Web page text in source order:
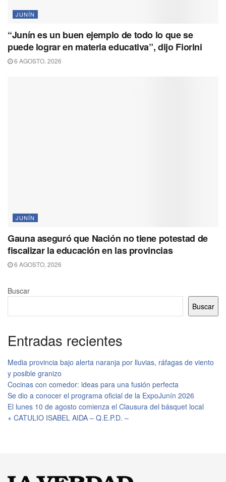
JUNÍN
“Junín es un buen ejemplo de todo lo que se
puede lograr en materia educativa”, dijo Fiorini
6 AGOSTO, 2026
JUNÍN
Gauna aseguró que Nación no tiene potestad de
fiscalizar la educación en las provincias
6 AGOSTO, 2026
Buscar
Buscar
Entradas recientes
Media provincia bajo alerta naranja por lluvias, ráfagas de viento
y posible granizo
Cocinas con comedor: ideas para una fusión perfecta
Se dio a conocer el programa oficial de la ExpoJunín 2026
El lunes 10 de agosto comienza el Clausura del básquet local
+ CATULIO ISABEL AIDA – Q.E.P.D. –